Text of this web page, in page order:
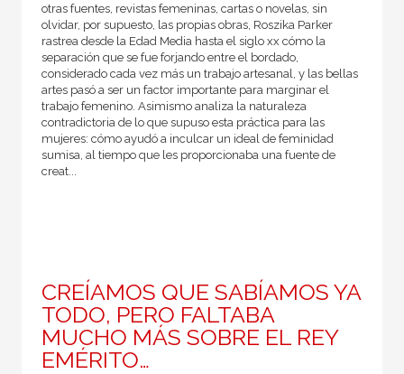
otras fuentes, revistas femeninas, cartas o novelas, sin
olvidar, por supuesto, las propias obras, Roszika Parker
rastrea desde la Edad Media hasta el siglo xx cómo la
separación que se fue forjando entre el bordado,
considerado cada vez más un trabajo artesanal, y las bellas
artes pasó a ser un factor importante para marginar el
trabajo femenino. Asimismo analiza la naturaleza
contradictoria de lo que supuso esta práctica para las
mujeres: cómo ayudó a inculcar un ideal de feminidad
sumisa, al tiempo que les proporcionaba una fuente de
creat...
CREÍAMOS QUE SABÍAMOS YA
TODO, PERO FALTABA
MUCHO MÁS SOBRE EL REY
EMÉRITO…